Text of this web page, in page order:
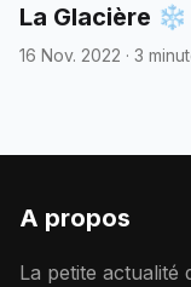
La Glacière ❄️
16 Nov. 2022 · 3
A propos
La petite actualité